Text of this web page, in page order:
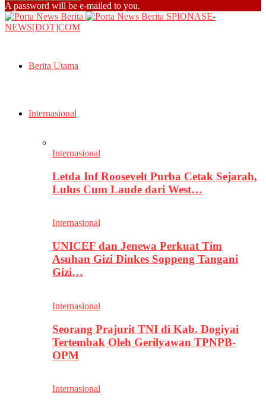
A password will be e-mailed to you.
SPIONASE-
NEWS[DOT]COM
Berita Utama
Internasional
Internasional
Letda Inf Roosevelt Purba Cetak Sejarah,
Lulus Cum Laude dari West…
Internasional
UNICEF dan Jenewa Perkuat Tim
Asuhan Gizi Dinkes Soppeng Tangani
Gizi…
Internasional
Seorang Prajurit TNI di Kab. Dogiyai
Tertembak Oleh Gerilyawan TPNPB-
OPM
Internasional